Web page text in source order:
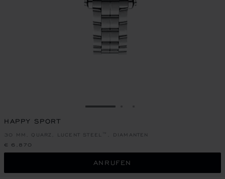
ZUR FOLIE GEHEN 1
HAPPY SPORT
30 MM, QUARZ, LUCENT STEEL™, DIAMANTEN
€ 6,870
ANRUFEN